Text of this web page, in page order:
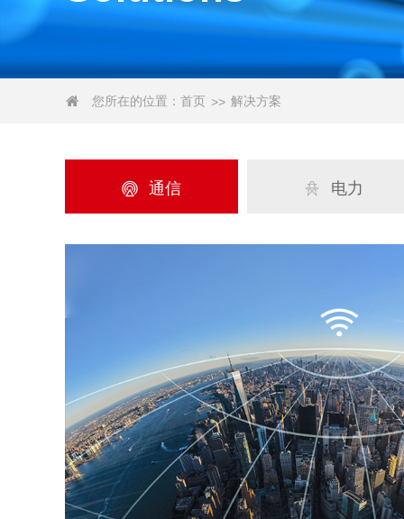
 您所在的位置： 首页 >> 解决方案
 通信  电力